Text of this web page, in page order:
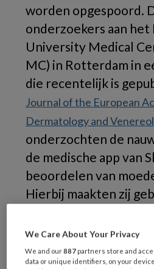
worden opgespoord.
onderzoekers aan het
University Medical
MC) in Rotterdam in
die recentelijk is
Journal of the European
Dermatology and
onderzochten de
de medische app van
beoordelen van
Hierbij maakten zij
Vroegtijdige
We Care About Your Privacy
We and our887 partners store and
data or unique identifiers, on your